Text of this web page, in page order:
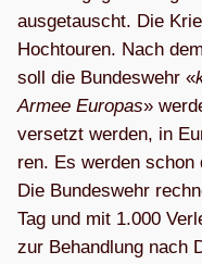
aus­ge­tauscht. Die
Hoch­tou­ren. Nach
soll die Bun­des­wehr «
Armee Euro­pas»
ver­setzt wer­den, in
ren. Es wer­den
Die Bun­des­wehr
Tag und mit 1.000
zur Behand­lung nach